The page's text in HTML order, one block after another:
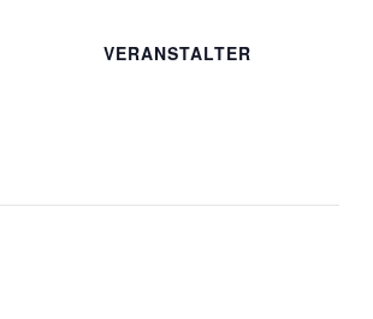
VERANSTALTER